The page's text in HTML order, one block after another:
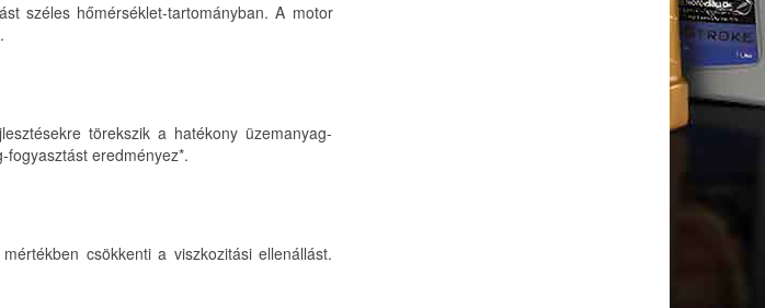
széles hőmérséklet-tartományban. A motor
törekszik a hatékony üzemanyag-
fogyasztást eredményez*.
csökkenti a viszkozitási ellenállást.